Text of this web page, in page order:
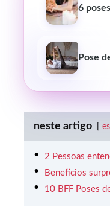
6
Pose
neste artigo
2 Pessoas
Benefícios
10 BFF Poses